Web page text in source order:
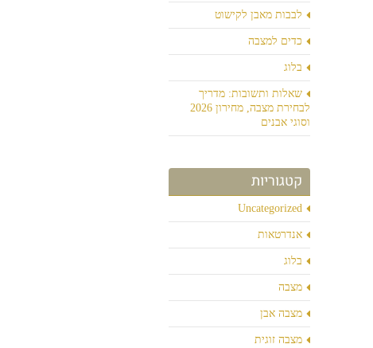
לבבות מאבן לקישוט
כדים למצבה
בלוג
שאלות ותשובות: מדריך
לבחירת מצבה, מחירון 2026
וסוגי אבנים
קטגוריות
Uncategorized
אנדרטאות
בלוג
מצבה
מצבה אבן
מצבה זוגית